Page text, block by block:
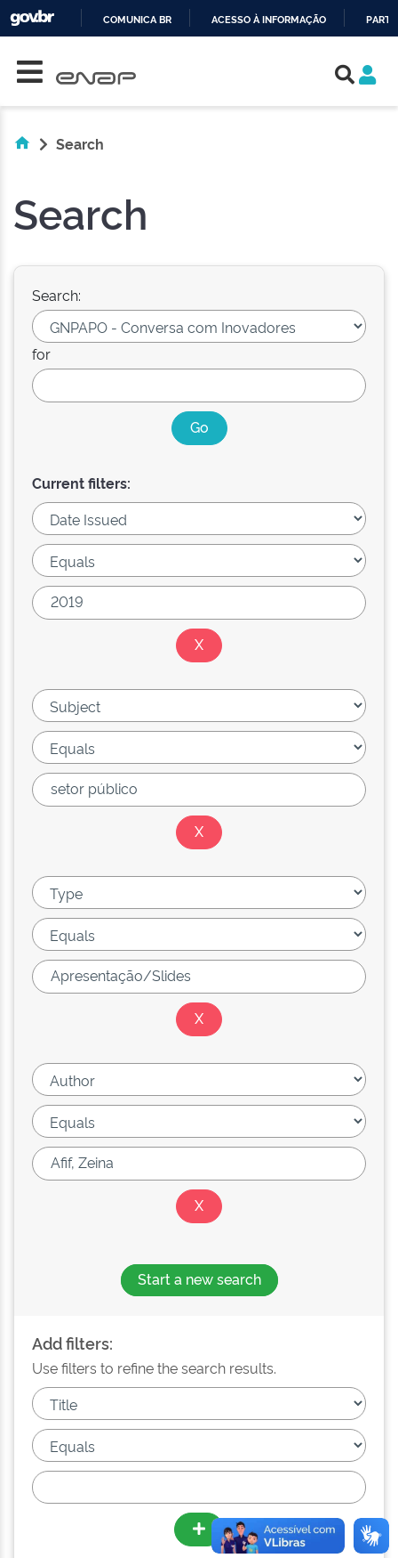
COMUNICA BR ACESSO À INFORMAÇÃO
Search
Search
Search:
for
Current filters:
Start a new search
Add filters:
Use filters to refine the search results.